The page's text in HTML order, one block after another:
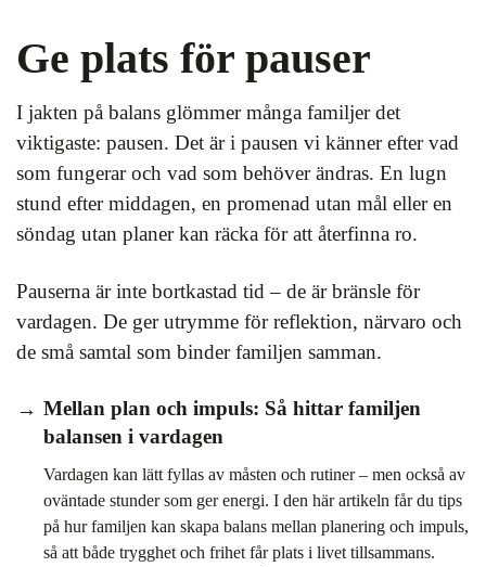
Ge plats för pauser
I jakten på balans glömmer många familjer det
viktigaste: pausen. Det är i pausen vi känner efter vad
som fungerar och vad som behöver ändras. En lugn
stund efter middagen, en promenad utan mål eller en
söndag utan planer kan räcka för att återfinna ro.
Pauserna är inte bortkastad tid – de är bränsle för
vardagen. De ger utrymme för reflektion, närvaro och
de små samtal som binder familjen samman.
Mellan plan och impuls: Så hittar familjen
balansen i vardagen
Vardagen kan lätt fyllas av måsten och rutiner – men också av
oväntade stunder som ger energi. I den här artikeln får du tips
på hur familjen kan skapa balans mellan planering och impuls,
så att både trygghet och frihet får plats i livet tillsammans.